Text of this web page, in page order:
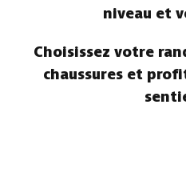
niveau et
Choisissez votre
chaussures et